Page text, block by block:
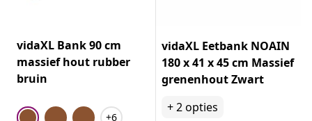
vidaXL Bank 90 cm
massief hout rubber
bruin
+6
vidaXL Eetbank NOAIN
180 x 41 x 45 cm Massief
grenenhout Zwart
+2opties